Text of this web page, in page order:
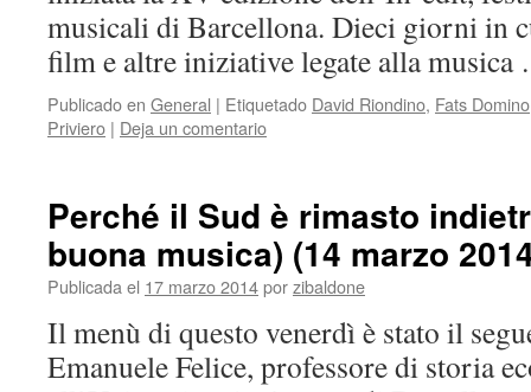
musicali di Barcellona. Dieci giorni in
film e altre iniziative legate alla
Publicado en General | Etiquetado David Riondino, Fats Domino
Priviero | Deja un comentario
Perché il Sud è rimasto
buona musica) (14 marzo
Publicada el 17 marzo 2014porzibaldone
Il menù di questo venerdì è stato il
Emanuele Felice, professore di storia